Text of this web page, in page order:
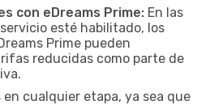
con eDreams Prime: En las
esté habilitado, los
Prime pueden
reducidas como parte de
cualquier etapa, ya sea que